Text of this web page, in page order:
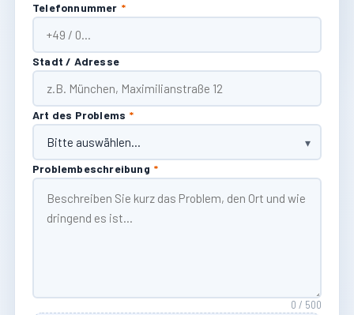
Telefonnummer *
Stadt / Adresse
Art des Problems *
Problembeschreibung *
0 / 500